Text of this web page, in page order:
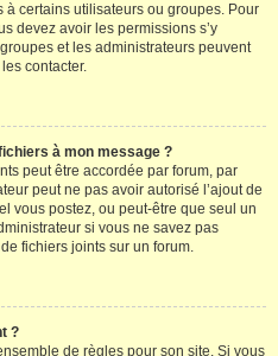
certains utilisateurs ou groupes. Pour
devez avoir les permissions s’y
et les administrateurs peuvent
contacter.
à mon message ?
peut être accordée par forum, par
peut ne pas avoir autorisé l’ajout de
vous postez, ou peut-être que seul un
si vous ne savez pas
fichiers joints sur un forum.
?
de règles pour son site. Si vous